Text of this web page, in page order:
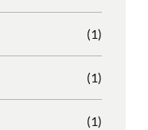
(1)
(1)
(1)